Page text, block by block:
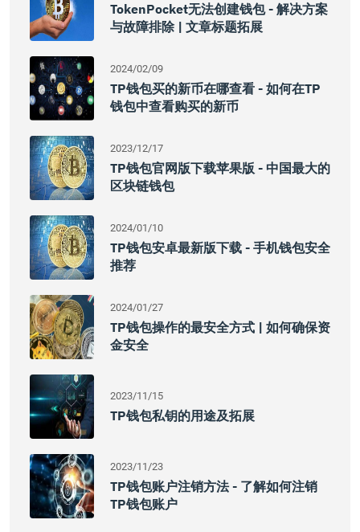
TokenPocket无法创建钱包 - 解决方案
与故障排除 | 文章标题拓展
2024/02/09
TP钱包买的新币在哪查看 - 如何在TP
钱包中查看购买的新币
2023/12/17
TP钱包官网版下载苹果版 - 中国最大的
区块链钱包
2024/01/10
TP钱包安卓最新版下载 - 手机钱包安全
推荐
2024/01/27
TP钱包操作的最安全方式 | 如何确保资
金安全
2023/11/15
TP钱包私钥的用途及拓展
2023/11/23
TP钱包账户注销方法 - 了解如何注销
TP钱包账户